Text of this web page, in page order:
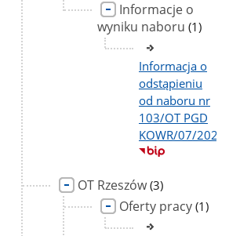
Informacje o
wyniku naboru liczba
(1)
Informacja o
odstąpieniu
od naboru nr
103/OT PGD
KOWR/07/2026
OT Rzeszówliczba
podstron
(3)
Oferty pracy liczba
(1)